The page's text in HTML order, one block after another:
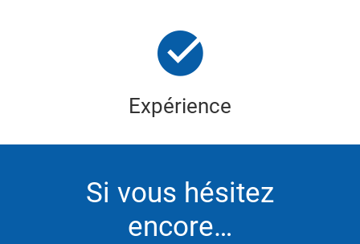
Expérience
Si vous hésitez
encore…